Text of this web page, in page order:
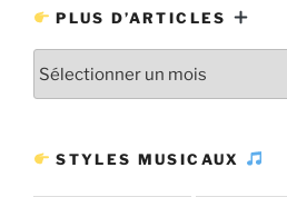
PLUS D’ARTICLES
STYLES MUSICAUX